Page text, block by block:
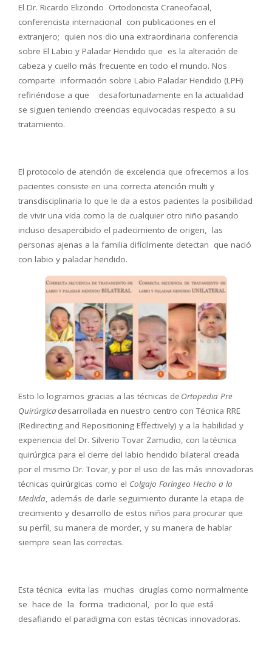
El Dr. Ricardo Elizondo Ortodoncista Craneofacial,
conferencista internacional con publicaciones en el
extranjero; quien nos dio una extraordinaria conferencia
sobre El Labio y Paladar Hendido que es la alteración de
cabeza y cuello más frecuente en todo el mundo. Nos
comparte información sobre Labio Paladar Hendido (LPH)
refiriéndose a que desafortunadamente en la actualidad
se siguen teniendo creencias equivocadas respecto a su
tratamiento.
El protocolo de atención de excelencia que ofrecemos a los
pacientes consiste en una correcta atención multi y
transdisciplinaria lo que le da a estos pacientes la posibilidad
de vivir una vida como la de cualquier otro niño pasando
incluso desapercibido el padecimiento de origen, las
personas ajenas a la familia difícilmente detectan que nació
con labio y paladar hendido.
Esto lo logramos gracias a las técnicas de Ortopedia Pre
Quirúrgicadesarrollada en nuestro centro con Técnica RRE
(Redirecting and Repositioning Effectively) y a la habilidad y
experiencia del Dr. Silverio Tovar Zamudio, con la técnica
quirúrgica para el cierre del labio hendido bilateral creada
por el mismo Dr. Tovar, y por el uso de las más innovadoras
técnicas quirúrgicas como el Colgajo Faríngeo Hecho a la
Medida, además de darle seguimiento durante la etapa de
crecimiento y desarrollo de estos niños para procurar que
su perfil, su manera de morder, y su manera de hablar
siempre sean las correctas.
Esta técnica evita las muchas cirugías como normalmente
se hace de la forma tradicional, por lo que está
desafiando el paradigma con estas técnicas innovadoras.